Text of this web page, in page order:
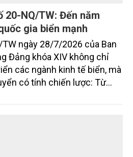
20-NQ/TW: Đến năm
gia biển mạnh
ngày 28/7/2026 của Ban